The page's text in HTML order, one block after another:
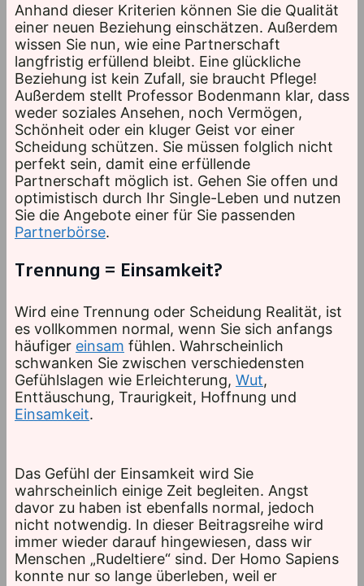
Anhand dieser Kriterien können Sie die Qualität
einer neuen Beziehung einschätzen. Außerdem
wissen Sie nun, wie eine Partnerschaft
langfristig erfüllend bleibt. Eine glückliche
Beziehung ist kein Zufall, sie braucht Pflege!
Außerdem stellt Professor Bodenmann klar, dass
weder soziales Ansehen, noch Vermögen,
Schönheit oder ein kluger Geist vor einer
Scheidung schützen. Sie müssen folglich nicht
perfekt sein, damit eine erfüllende
Partnerschaft möglich ist. Gehen Sie offen und
optimistisch durch Ihr Single-Leben und nutzen
Sie die Angebote einer für Sie passenden
Partnerbörse.
Trennung = Einsamkeit?
Wird eine Trennung oder Scheidung Realität, ist
es vollkommen normal, wenn Sie sich anfangs
häufiger einsam fühlen. Wahrscheinlich
schwanken Sie zwischen verschiedensten
Gefühlslagen wie Erleichterung, Wut,
Enttäuschung, Traurigkeit, Hoffnung und
Einsamkeit.
Das Gefühl der Einsamkeit wird Sie
wahrscheinlich einige Zeit begleiten. Angst
davor zu haben ist ebenfalls normal, jedoch
nicht notwendig. In dieser Beitragsreihe wird
immer wieder darauf hingewiesen, dass wir
Menschen „Rudeltiere“ sind. Der Homo Sapiens
konnte nur so lange überleben, weil er